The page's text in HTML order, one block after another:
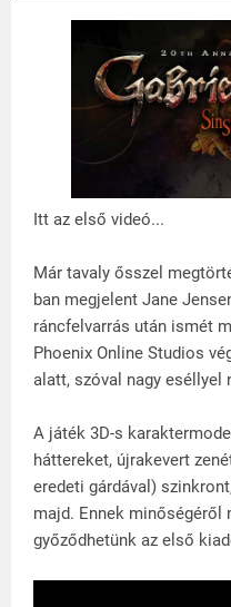
Itt az első videó...
Már tavaly ősszel
ban megjelent Jane
ráncfelvarrás után ismét
Phoenix Online Studios
alatt, szóval nagy eséllyel
A játék 3D-s
háttereket, újrakevert
eredeti gárdával)
majd. Ennek minőségéről
győződhetünk az első